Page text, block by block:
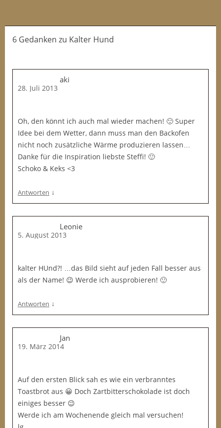
6 Gedanken zu Kalter Hund
aki
28. Juli 2013
Oh, den könnt ich auch mal wieder machen! 🙂 Super
Idee bei dem Wetter, dann muss man den Backofen
nicht noch zusätzliche Wärme produzieren lassen…
Danke für die Inspiration liebste Steffi! 🙂
Schoko & Keks <3
Antworten ↓
Leonie
5. August 2013
kalter HUnd?! …das Bild sieht auf jeden Fall besser aus
als der Name! 😉 Werde ich ausprobieren! 🙂
Antworten ↓
Jan
19. März 2014
Auf den ersten Blick sah es wie ein verbranntes
Toastbrot aus 😀 Doch Zartbitterschokolade ist doch
einiges besser 😉
Werde ich am Wochenende gleich mal versuchen!